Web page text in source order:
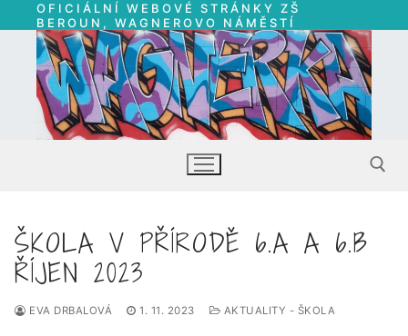
Přeskočit
na
obsah
OFICIÁLNÍ WEBOVÉ STRÁNKY ZŠ
BEROUN, WAGNEROVO NÁMĚSTÍ
Hledat:
ŠKOLA V PŘÍRODĚ 6.A A 6.B
ŘÍJEN 2023
EVA DRBALOVÁ 1. 11. 2023 AKTUALITY - ŠKOLA